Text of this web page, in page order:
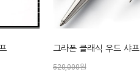
그라폰 클래식 우드 샤프
520,000원